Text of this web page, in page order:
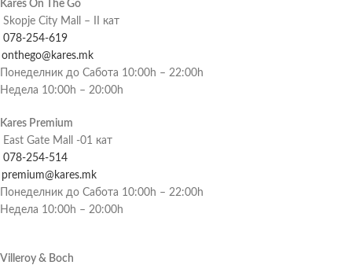
Kares On The Go
Skopje City Mall – II кат
078-254-619
onthego@kares.mk
Понеделник до Сабота 10:00h – 22:00h
Недела 10:00h – 20:00h
Kares Premium
East Gate Mall -01 кат
078-254-514
premium@kares.mk
Понеделник до Сабота 10:00h – 22:00h
Недела 10:00h – 20:00h
Villeroy & Boch